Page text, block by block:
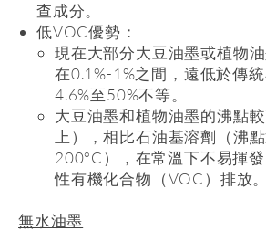
查成分。
低VOC優勢：
現在大部分大豆油墨或植物
在0.1%-1%之間，遠低於傳
4.6%至50%不等。
大豆油墨和植物油墨的沸點
上），相比石油基溶劑（沸
200°C），在常溫下不易揮
性有機化合物（VOC）排放。
無水油墨